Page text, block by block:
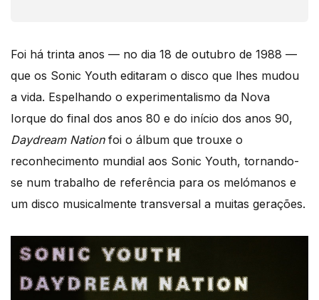
Foi há trinta anos — no dia 18 de outubro de 1988 —
que os Sonic Youth editaram o disco que lhes mudou
a vida. Espelhando o experimentalismo da Nova
Iorque do final dos anos 80 e do início dos anos 90,
Daydream Nationfoi o álbum que trouxe o
reconhecimento mundial aos Sonic Youth, tornando-
se num trabalho de referência para os melómanos e
um disco musicalmente transversal a muitas gerações.